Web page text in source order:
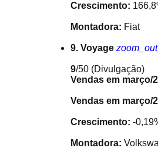
Crescimento:
Montadora: Fiat
9. Voyage
9/50 (Divulgação)
Vendas em março/
Vendas em março/
Crescimento: -
Montadora: